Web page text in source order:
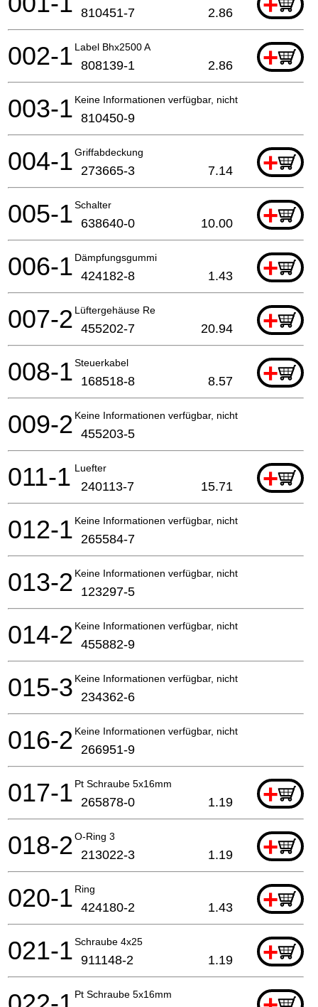
810451-7 2.86
Label Bhx2500 A +
002-1 808139-1 2.86
Keine Informationen verfügbar, nicht bestellbar
003-1 810450-9
Griffabdeckung +
004-1 273665-3 7.14
Schalter +
005-1 638640-0 10.00
Dämpfungsgummi +
006-1 424182-8 1.43
Lüftergehäuse Re +
007-2 455202-7 20.94
Steuerkabel +
008-1 168518-8 8.57
Keine Informationen verfügbar, nicht bestellbar
009-2 455203-5
Luefter +
011-1 240113-7 15.71
Keine Informationen verfügbar, nicht bestellbar
012-1 265584-7
Keine Informationen verfügbar, nicht bestellbar
013-2 123297-5
Keine Informationen verfügbar, nicht bestellbar
014-2 455882-9
Keine Informationen verfügbar, nicht bestellbar
015-3 234362-6
Keine Informationen verfügbar, nicht bestellbar
016-2 266951-9
Pt Schraube 5x16mm +
017-1 265878-0 1.19
O-Ring 3 +
018-2 213022-3 1.19
Ring +
020-1 424180-2 1.43
Schraube 4x25 +
021-1 911148-2 1.19
Pt Schraube 5x16mm